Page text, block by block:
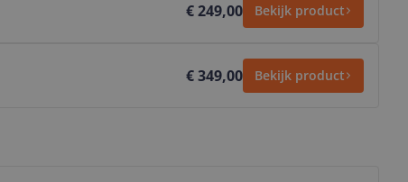
€ 249,00 Bekijk product
€ 349,00 Bekijk product